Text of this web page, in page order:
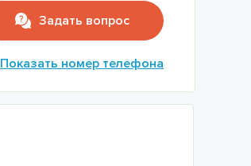
Задать вопрос
Показать номер телефона